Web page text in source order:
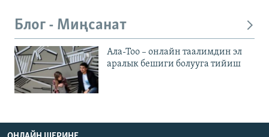
Блог - Миңсанат
Ала-Тоо – онлайн таалимдин эл
аралык бешиги болууга тийиш